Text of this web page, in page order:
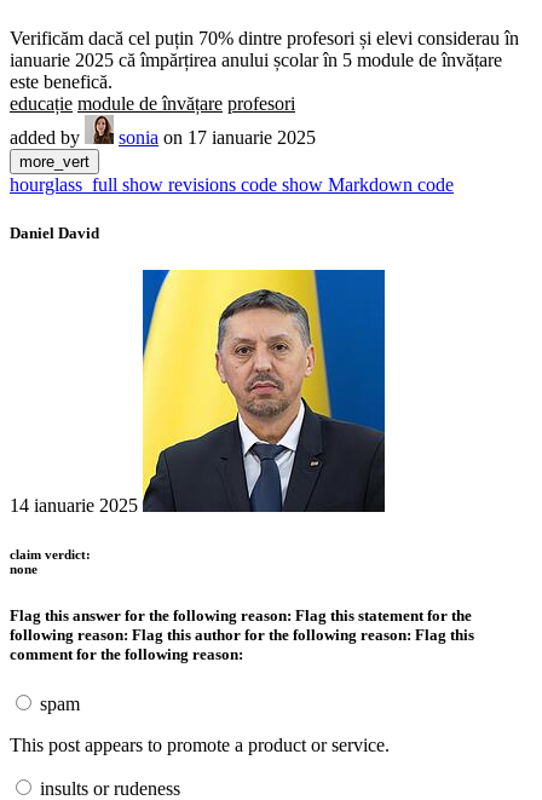
Verificăm dacă cel puțin 70% dintre profesori și elevi considerau în
ianuarie 2025 că împărțirea anului școlar în 5 module de învățare
este benefică.
educație module de învățare profesori
added by
sonia on 17 ianuarie 2025
more_vert
hourglass_full show revisions code show Markdown code
Daniel David
14 ianuarie 2025
claim verdict:
none
Flag this answer for the following reason: Flag this statement for the
following reason: Flag this author for the following reason: Flag this
comment for the following reason:
spam
This post appears to promote a product or service.
insults or rudeness